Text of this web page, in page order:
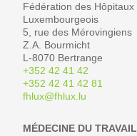
Fédération des Hôpitaux
Luxembourgeois
5, rue des Mérovingiens
Z.A. Bourmicht
L-8070 Bertrange
+352 42 41 42
+352 42 41 42 81
fhlux@fhlux.lu
MÉDECINE DU TRAVAIL